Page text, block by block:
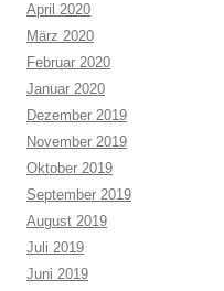
April 2020
März 2020
Februar 2020
Januar 2020
Dezember 2019
November 2019
Oktober 2019
September 2019
August 2019
Juli 2019
Juni 2019